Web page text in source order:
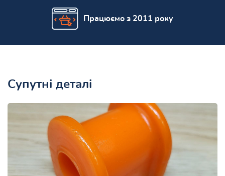
Працюємо з 2011 року
Супутні деталі